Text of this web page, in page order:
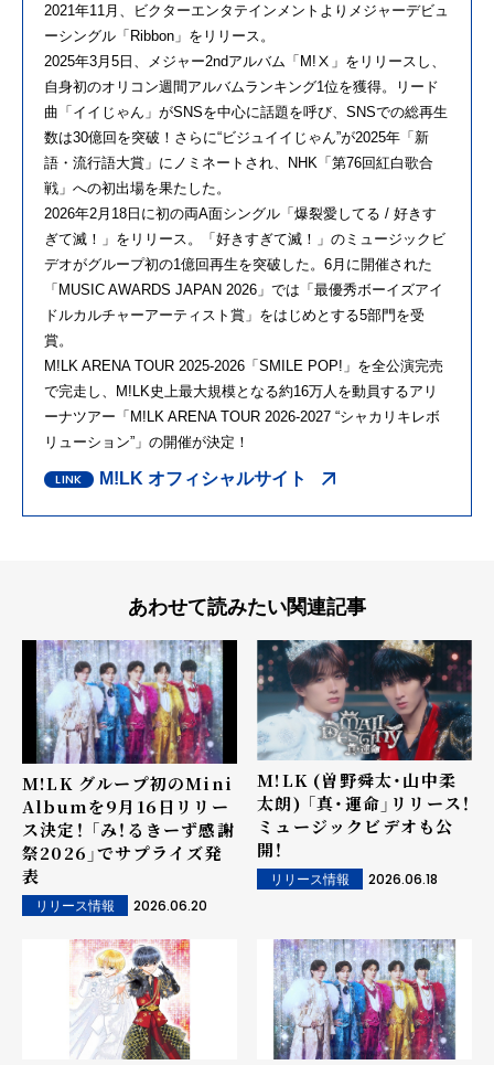
2021年11月、ビクターエンタテインメントよりメジャーデビュ
ーシングル「Ribbon」をリリース。
2025年3月5日、メジャー2ndアルバム「M!Ⅹ」をリリースし、
自身初のオリコン週間アルバムランキング1位を獲得。リード
曲「イイじゃん」がSNSを中心に話題を呼び、SNSでの総再生
数は30億回を突破！さらに“ビジュイイじゃん”が2025年「新
語・流行語大賞」にノミネートされ、NHK「第76回紅白歌合
戦」への初出場を果たした。
2026年2月18日に初の両A面シングル「爆裂愛してる / 好きす
ぎて滅！」をリリース。「好きすぎて滅！」のミュージックビ
デオがグループ初の1億回再生を突破した。6月に開催された
「MUSIC AWARDS JAPAN 2026」では「最優秀ボーイズアイ
ドルカルチャーアーティスト賞」をはじめとする5部門を受
賞。
M!LK ARENA TOUR 2025-2026「SMILE POP!」を全公演完売
で完走し、M!LK史上最大規模となる約16万人を動員するアリ
ーナツアー「M!LK ARENA TOUR 2026-2027 “シャカリキレボ
リューション”」の開催が決定！
M!LK オフィシャルサイト
あわせて読みたい関連記事
M!LK グループ初のMini
Albumを9月16日リリー
ス決定！ 「み！るきーず感謝
祭2026」でサプライズ発
表
リリース情報 2026.06.20
M!LK (曽野舜太・山中柔
太朗) 「真・運命」リリース！
ミュージックビデオも公
開！
リリース情報 2026.06.18